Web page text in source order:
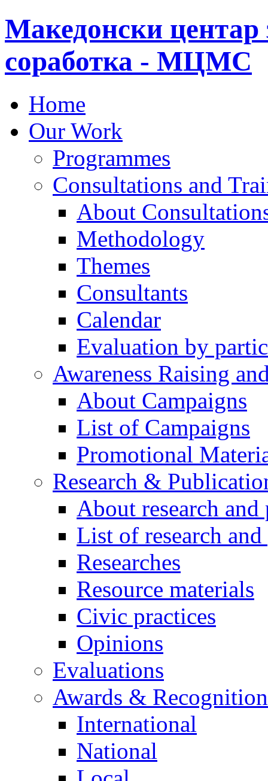
Македонски центар
соработка - МЦМС
Home
Our Work
Programmes
Consultations and
About
Methodology
Themes
Consultants
Calendar
Evaluation by
Awareness Raising
About Campaigns
List of Campaigns
Promotional
Research &
About research
List of research
Researches
Resource materials
Civic practices
Opinions
Evaluations
Awards &
International
National